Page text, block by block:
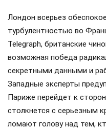
Лондон всерьез
турбулентностью во
Telegraph, британские
возможная победа
секретными данными и
Западные эксперты
Париже перейдет к
столкнется с серьезным
ломают голову над тем,